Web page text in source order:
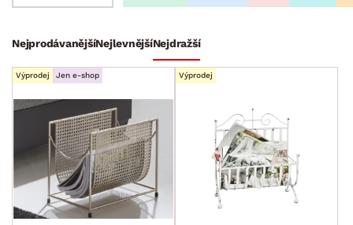
Dekorace
Stolování a vaření
Zahradní doplňky
Osvětlení
Ukládání a organizace
Kufry a tašky
NejprodávanějšíNejlevnějšíNejdražší
Výprodej Jen e-shop Výprodej